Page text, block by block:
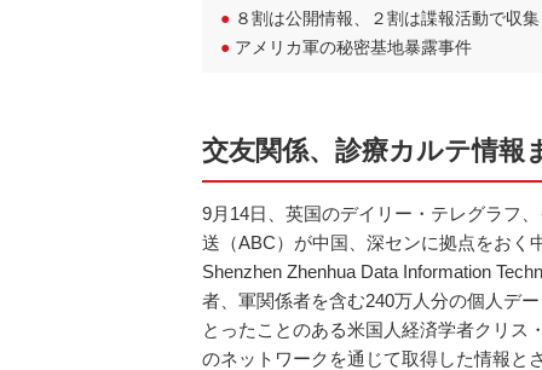
● ８割は公開情報、２割は諜報活動で収集
● アメリカ軍の秘密基地暴露事件
交友関係、診療カルテ情
9月14日、英国のデイリー・テレグラフ
送（ABC）が中国、深センに拠点をおく
Shenzhen Zhenhua Data Information
者、軍関係者を含む240万人分の個人デ
とったことのある米国人経済学者クリス
のネットワークを通じて取得した情報と